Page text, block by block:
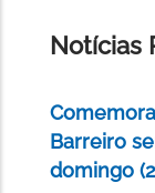
Notícias
Barreiro
domingo